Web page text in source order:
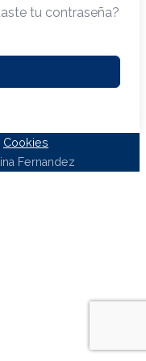
tu contraseña?
Cookies
Fernandez